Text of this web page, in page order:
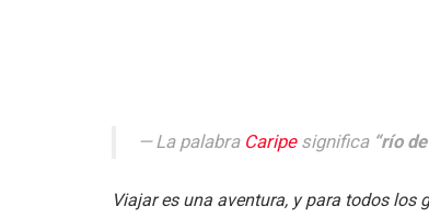
La palabra Caripe significa “río
Viajar es una aventura, y para todos los